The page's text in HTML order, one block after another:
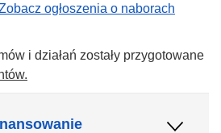
ogłoszenia o naborach
i działań zostały przygotowane